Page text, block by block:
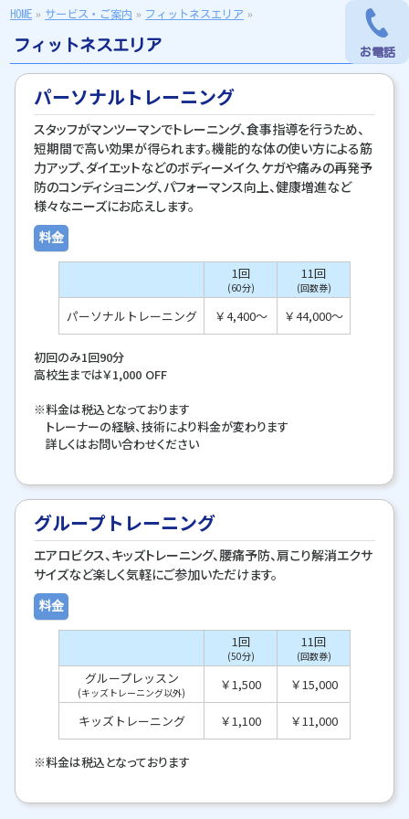
HOME » サービス・ご案内 » フィットネスエリア »
フィットネスエリア
パーソナルトレーニング
スタッフがマンツーマンでトレーニング、食事指導を行うため、
短期間で高い効果が得られます。機能的な体の使い方による筋
力アップ、ダイエットなどのボディーメイク、ケガや痛みの再発予
防のコンディショニング、パフォーマンス向上、健康増進など
様々なニーズにお応えします。
料金
1回
(60分)
11回
(回数券)
パーソナルトレーニング ￥4,400～ ￥44,000〜
初回のみ1回90分
高校生までは￥1,000 OFF
※料金は税込となっております
トレーナーの経験、技術により料金が変わります
詳しくはお問い合わせください
グループトレーニング
エアロビクス、キッズトレーニング、腰痛予防、肩こり解消エクサ
サイズなど楽しく気軽にご参加いただけます。
料金
1回
(50分)
11回
(回数券)
グループレッスン
(キッズトレーニング以外) ￥1,500 ￥15,000
キッズトレーニング ￥1,100 ￥11,000
※料金は税込となっております
お電話
お電話